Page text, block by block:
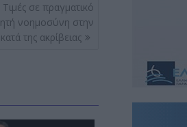
σε πραγματικό
νοημοσύνη στην
της ακρίβειας